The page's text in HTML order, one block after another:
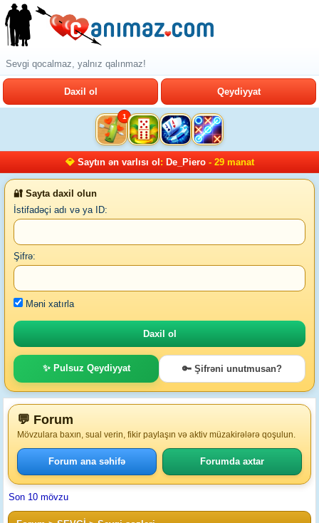
Sevgi qocalmaz, yalnız qalınmaz!
Daxil ol Qeydiyyat
1
💎 Saytın ən varlısı ol : De_Piero- 29 manat
🔐 Sayta daxil olun
İstifadəçi adı və ya ID:
Şifrə:
Məni xatırla
✨ Pulsuz Qeydiyyat 🔑 Şifrəni unutmusan?
💬 Forum
Mövzulara baxın, sual verin, fikir paylaşın və aktiv müzakirələrə qoşulun.
Forum ana səhifə Forumda axtar
Son 10 mövzu